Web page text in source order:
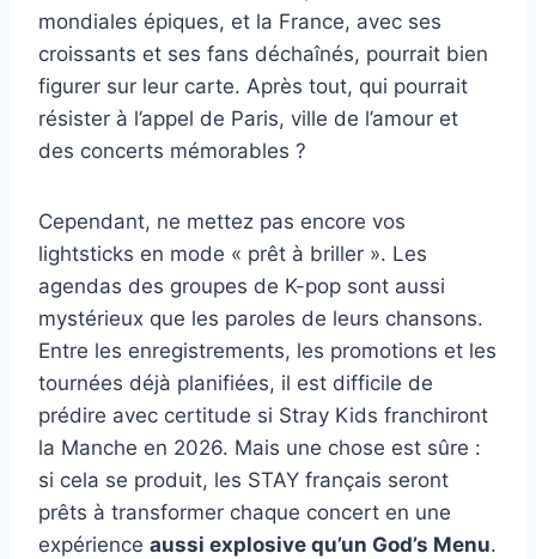
mondiales épiques, et la France, avec ses
croissants et ses fans déchaînés, pourrait bien
figurer sur leur carte. Après tout, qui pourrait
résister à l’appel de Paris, ville de l’amour et
des concerts mémorables ?
Cependant, ne mettez pas encore vos
lightsticks en mode « prêt à briller ». Les
agendas des groupes de K-pop sont aussi
mystérieux que les paroles de leurs chansons.
Entre les enregistrements, les promotions et les
tournées déjà planifiées, il est difficile de
prédire avec certitude si Stray Kids franchiront
la Manche en 2026. Mais une chose est sûre :
si cela se produit, les STAY français seront
prêts à transformer chaque concert en une
expérience aussi explosive qu’un God’s Menu.